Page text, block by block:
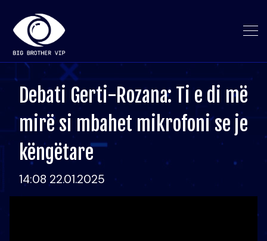
Debati Gerti-Rozana: Ti e di më
mirë si mbahet mikrofoni se je
këngëtare
14:08 22.01.2025